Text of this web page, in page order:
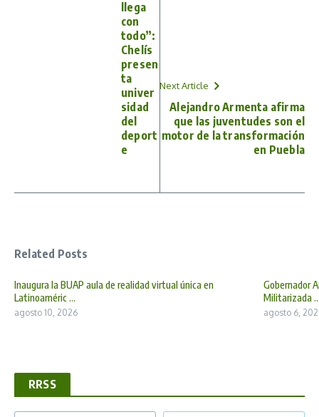
llega
con
todo”:
Chelís
presen
ta
univer
sidad
del
deport
e
Next Article
Alejandro Armenta afirma
que las juventudes son el
motor de la transformación
en Puebla
Related Posts
Inaugura la BUAP aula de realidad virtual única en
Latinoaméric ...
agosto 10, 2026
Gobernador
Militarizada
agosto 6,
RRSS